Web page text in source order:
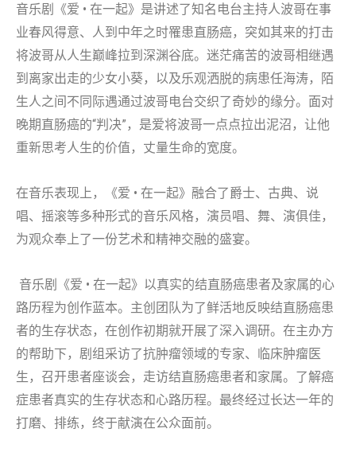
音乐剧《爱 • 在一起》是讲述了知名电台主持人波哥在事
业春风得意、人到中年之时罹患直肠癌，突如其来的打击
将波哥从人生巅峰拉到深渊谷底。迷茫痛苦的波哥相继遇
到离家出走的少女小葵，以及乐观洒脱的病患任海涛，陌
生人之间不同际遇通过波哥电台交织了奇妙的缘分。面对
晚期直肠癌的“判决”，是爱将波哥一点点拉出泥沼，让他
重新思考人生的价值，丈量生命的宽度。
在音乐表现上，《爱 • 在一起》融合了爵士、古典、说
唱、摇滚等多种形式的音乐风格，演员唱、舞、演俱佳，
为观众奉上了一份艺术和精神交融的盛宴。
音乐剧《爱 • 在一起》以真实的结直肠癌患者及家属的心
路历程为创作蓝本。主创团队为了鲜活地反映结直肠癌患
者的生存状态，在创作初期就开展了深入调研。在主办方
的帮助下，剧组采访了抗肿瘤领域的专家、临床肿瘤医
生，召开患者座谈会，走访结直肠癌患者和家属。了解癌
症患者真实的生存状态和心路历程。最终经过长达一年的
打磨、排练，终于献演在公众面前。